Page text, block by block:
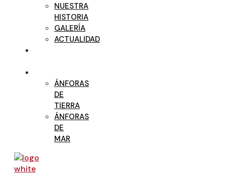
NUESTRA
HISTORIA
GALERÍA
ACTUALIDAD
ÁNFORAS
DE
TIERRA
ÁNFORAS
DE
MAR